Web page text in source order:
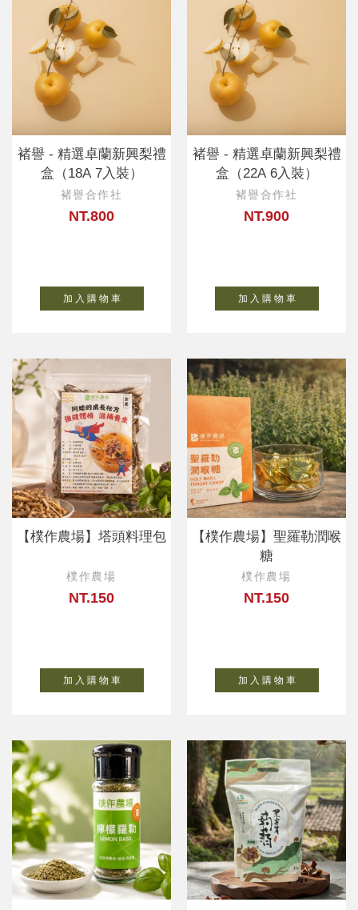
褚譽 - 精選卓蘭新興梨禮
盒（18A 7入裝）
褚譽合作社
NT.800
加 入 購 物 車
褚譽 - 精選卓蘭新興梨禮
盒（22A 6入裝）
褚譽合作社
NT.900
加 入 購 物 車
【樸作農場】塔頭料理包
樸作農場
NT.150
加 入 購 物 車
【樸作農場】聖羅勒潤喉
糖
樸作農場
NT.150
加 入 購 物 車